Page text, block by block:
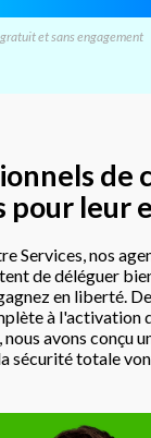
et sans engagement
de
pour leur
Services, nos
de déléguer
en liberté.
à l'activation
avons conçu
sécurité totale